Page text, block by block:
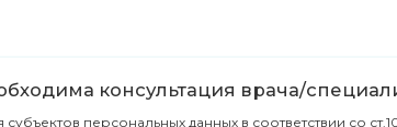
консультация врача/
персональных данных в соответствии со